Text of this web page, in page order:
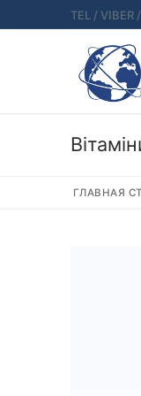
к
содержимому
TEL / VIBER
ГЛАВНАЯ